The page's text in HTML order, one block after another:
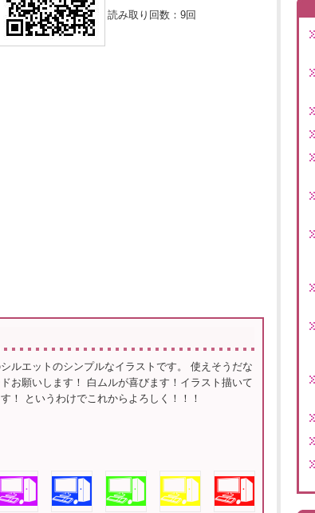
読み取り回数： 9回
ルエットのシンプルなイラストです。 使えそうだな
お願いします！ 白ムルが喜びます！イラスト描いて
！ というわけでこれからよろしく！！！